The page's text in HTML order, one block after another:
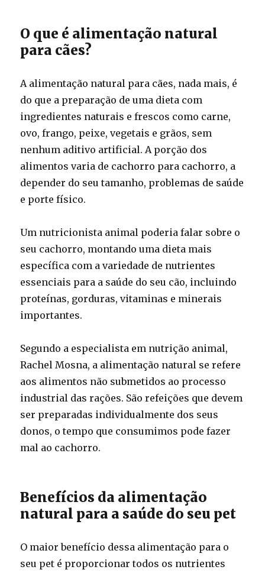
O que é alimentação natural
para cães?
A alimentação natural para cães, nada mais, é
do que a preparação de uma dieta com
ingredientes naturais e frescos como carne,
ovo, frango, peixe, vegetais e grãos, sem
nenhum aditivo artificial. A porção dos
alimentos varia de cachorro para cachorro, a
depender do seu tamanho, problemas de saúde
e porte físico.
Um nutricionista animal poderia falar sobre o
seu cachorro, montando uma dieta mais
específica com a variedade de nutrientes
essenciais para a saúde do seu cão, incluindo
proteínas, gorduras, vitaminas e minerais
importantes.
Segundo a especialista em nutrição animal,
Rachel Mosna, a alimentação natural se refere
aos alimentos não submetidos ao processo
industrial das rações. São refeições que devem
ser preparadas individualmente dos seus
donos, o tempo que consumimos pode fazer
mal ao cachorro.
Benefícios da alimentação
natural para a saúde do seu pet
O maior benefício dessa alimentação para o
seu pet é proporcionar todos os nutrientes